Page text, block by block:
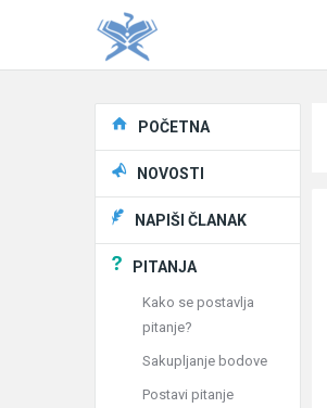
Explore
POČETNA
NOVOSTI
NAPIŠI ČLANAK
PITANJA
Kako se postavlja
pitanje?
Sakupljanje bodove
Postavi pitanje